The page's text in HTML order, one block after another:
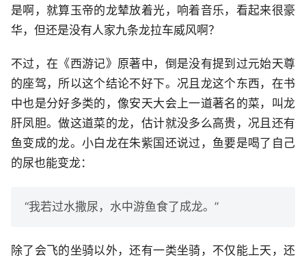
是啊，就算玉帝的龙辇放着光，响着音乐，看起来很豪
华，但还是没有人家九条龙拉车威风啊？
不过，在《西游记》原著中，倒是没有提到过元始天尊
的座驾，所以这个结论不好下。况且龙这个东西，在书
中也是分好多类的，像安天大会上一道著名的菜，叫龙
肝凤胆。做这道菜的龙，估计就没多么高贵，况且还有
鱼变成的龙。小白龙在朱紫国还说过，鱼要是喝了自己
的尿也能变龙：
“我若过水撒尿，水中游鱼食了成龙。”
除了会飞的坐骑以外，还有一类坐骑，不仅能上天，还